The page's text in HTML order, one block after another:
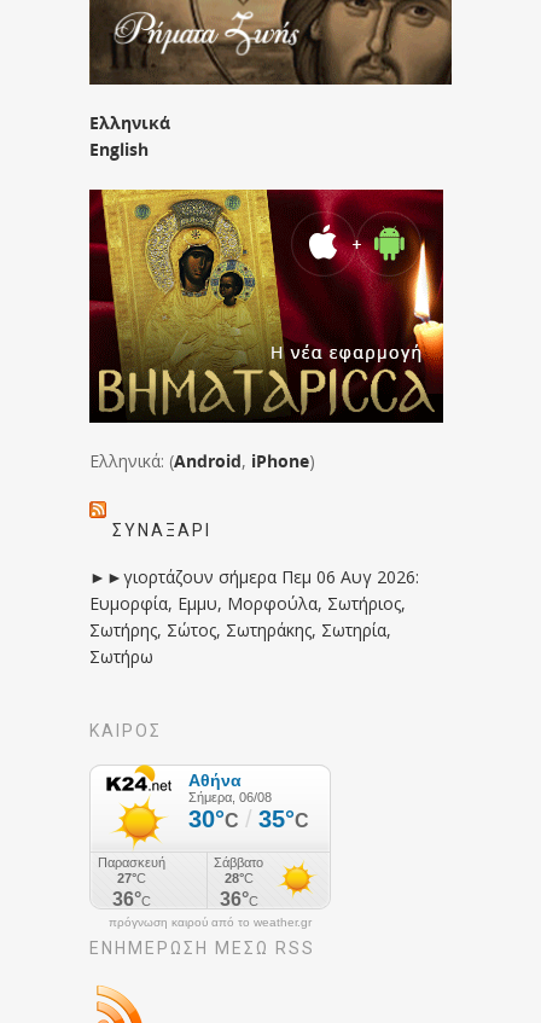
Ελληνικά
English
Ελληνικά: (Android, iPhone)
ΣΥΝΑΞΆΡΙ
►►γιορτάζουν σήμερα Πεμ 06 Αυγ 2026:
Ευμορφία, Εμμυ, Μορφούλα, Σωτήριος,
Σωτήρης, Σώτος, Σωτηράκης, Σωτηρία,
Σωτήρω
ΚΑΙΡΟΣ
πρόγνωση καιρού από το weather.gr
ΕΝΗΜΈΡΩΣΉ ΜΕΣΩ RSS